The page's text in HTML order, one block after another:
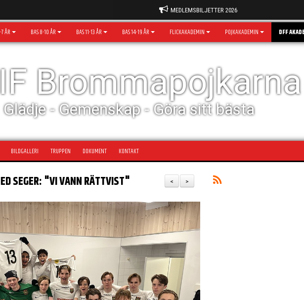
MEDLEMSBILJETTER 2026
ÅR BAS 8-10 ÅR BAS 11-13 ÅR BAS 14-19 ÅR FLICKAKADEMIN POJKAKADEMIN DFF
IF Brommapojkarna
Glädje - Gemenskap - Göra sitt bästa
BILDGALLERI TRUPPEN DOKUMENT KONTAKT
>
<
SEGER: "VI VANN RÄTTVIST"